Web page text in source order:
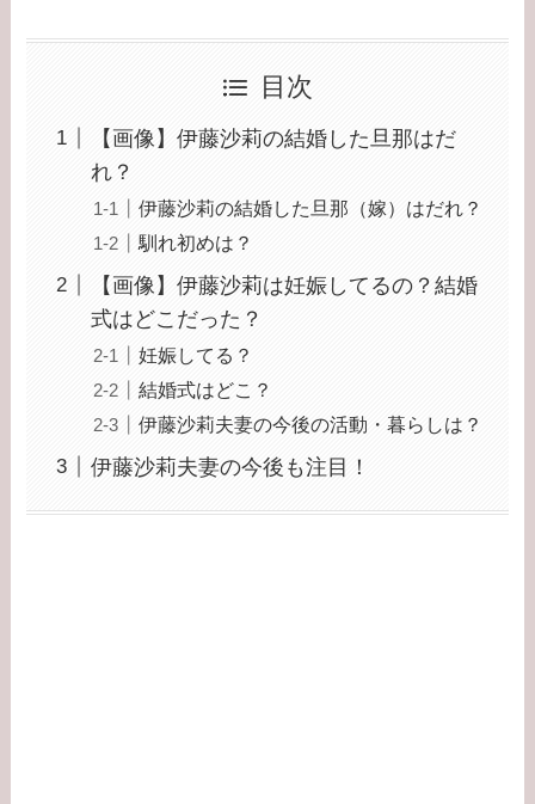
目次
【画像】伊藤沙莉の結婚した旦那はだ
れ？
伊藤沙莉の結婚した旦那（嫁）はだれ？
馴れ初めは？
【画像】伊藤沙莉は妊娠してるの？結婚
式はどこだった？
妊娠してる？
結婚式はどこ？
伊藤沙莉夫妻の今後の活動・暮らしは？
伊藤沙莉夫妻の今後も注目！